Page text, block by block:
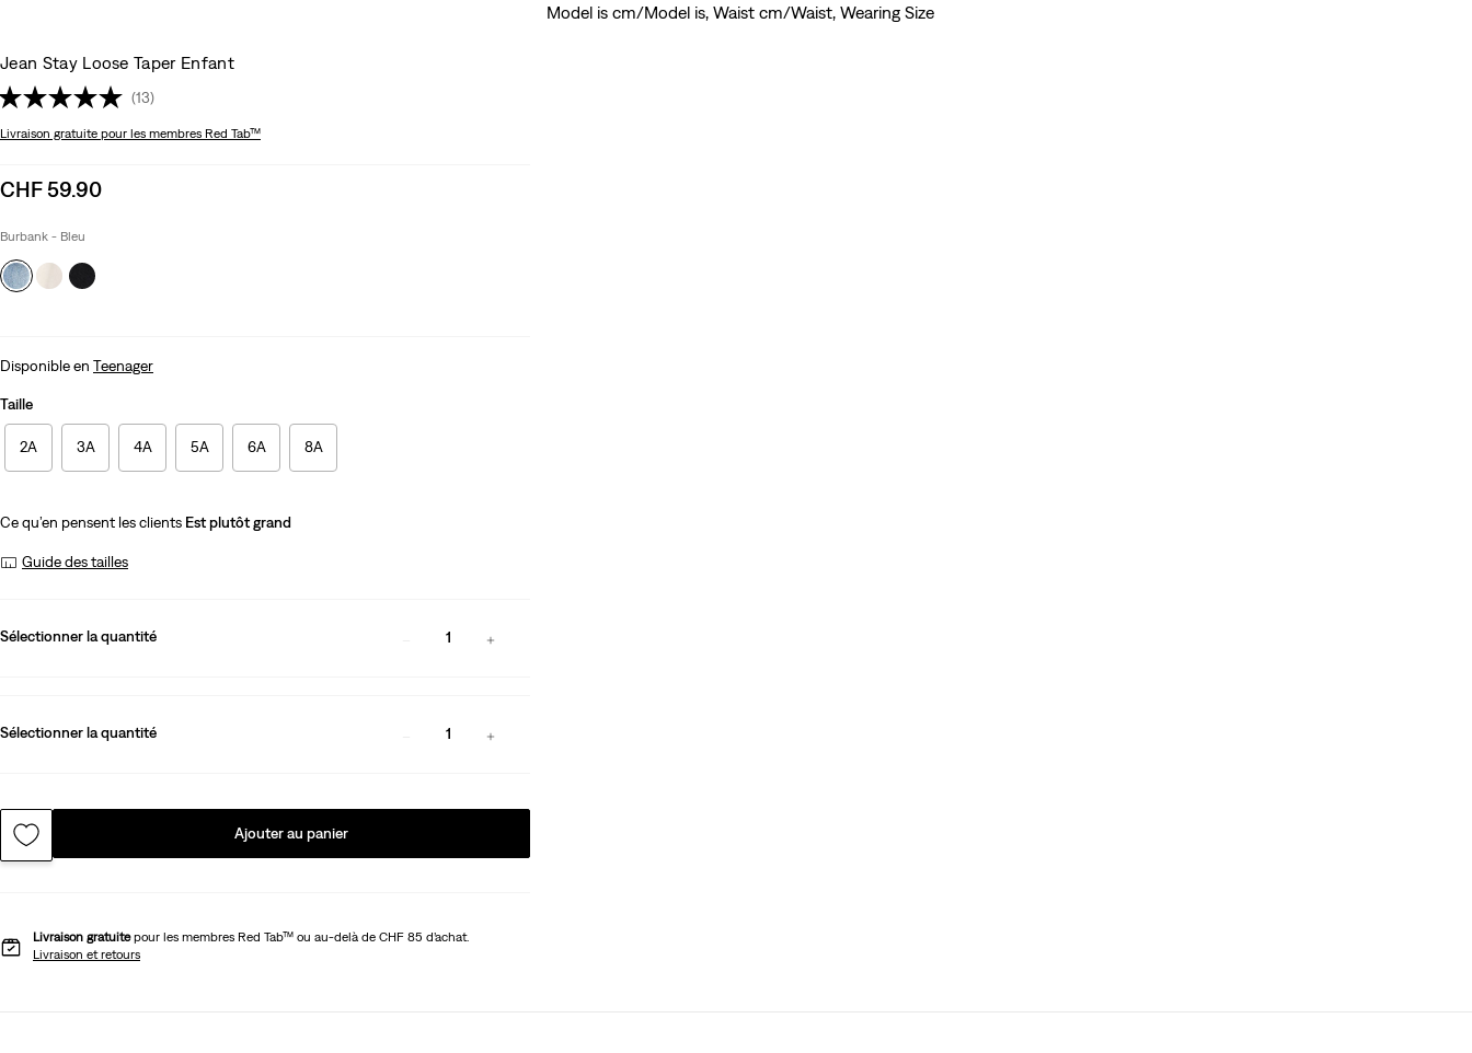
Model is cm/Model is, Waist cm/Waist, Wearing Size
Jean Stay Loose Taper Enfant
(13)
Livraison gratuite pour les membres Red Tab™
Sale
is
CHF 59.90
Burbank - Bleu
Disponible en Teenager
Taille
2A 3A 4A 5A 6A 8A
Ce qu’en pensent les clients Est plutôt grand
Guide des tailles
Sélectionner la quantité 1
Sélectionner la quantité 1
Ajouter au panier
Livraison gratuitepour les membres Red Tab™ ou au-delà de CHF 85 d’achat.
Livraison et retours